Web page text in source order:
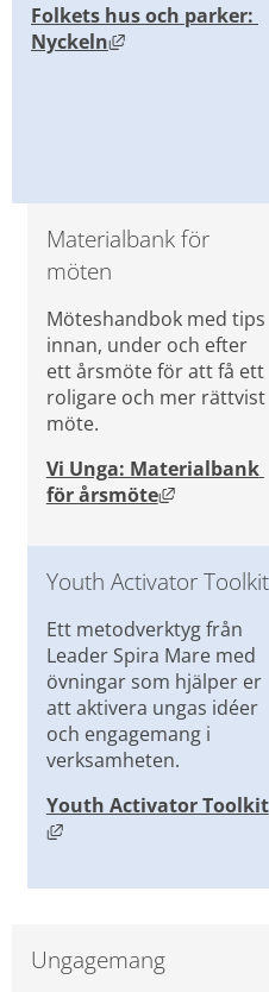
Folkets hus och parker:
Nyckeln
Länk till
Materialbank för
möten
Möteshandbok med tips
innan, under och efter
ett årsmöte för att få ett
roligare och mer rättvist
möte.
Vi Unga: Materialbank
för årsmöte Länk till
Youth Activator Toolkit
Ett metodverktyg från
Leader Spira Mare med
övningar som hjälper er
att aktivera ungas idéer
och engagemang i
verksamheten.
Youth Activator Toolkit
Länk till annan
Ungagemang